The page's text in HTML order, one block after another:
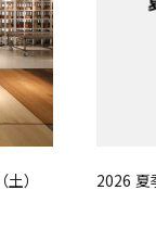
）
2026 夏